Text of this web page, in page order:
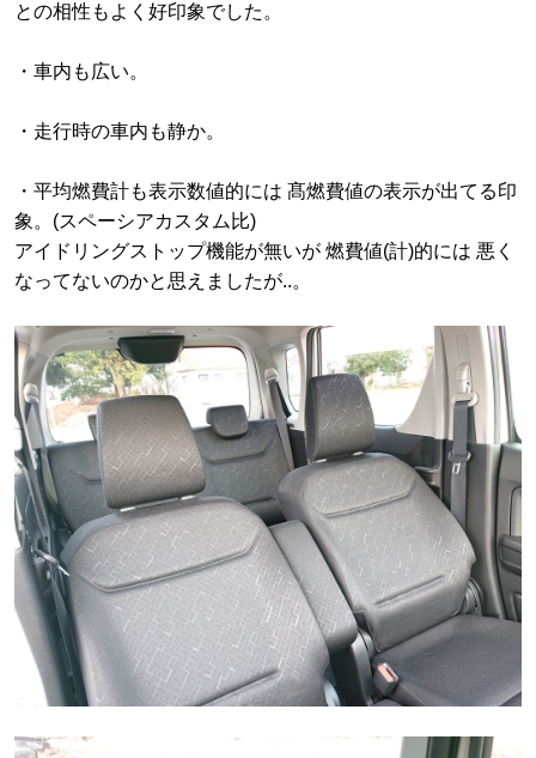
との相性もよく好印象でした。
・車内も広い。
・走行時の車内も静か。
・平均燃費計も表示数値的には 髙燃費値の表示が出てる印
象。(スペーシアカスタム比)
アイドリングストップ機能が無いが 燃費値(計)的には 悪く
なってないのかと思えましたが..。